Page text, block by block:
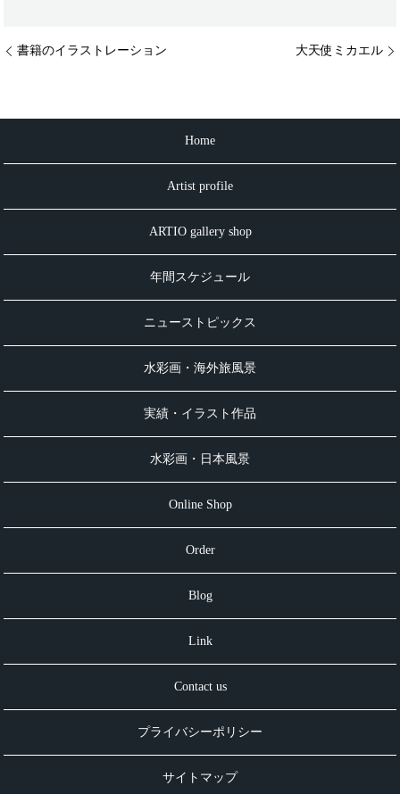
書籍のイラストレーション 大天使ミカエル
Home
Artist profile
ARTIO gallery shop
年間スケジュール
ニューストピックス
水彩画・海外旅風景
実績・イラスト作品
水彩画・日本風景
Online Shop
Order
Blog
Link
Contact us
プライバシーポリシー
サイトマップ